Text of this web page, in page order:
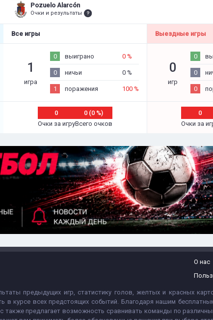
Pozuelo Alarcón
Очки и результаты
Все игры
1
игра
0 выиграно 0 %
0 ничьи 0 %
1 поражения 100 %
0
Очки за игру
0 (0 %)
Всего очков
Выездные игры
0
игр
0
0
0
0
Очки за
О нас
предыдущих игр, статистику голов, желтых и красных
в курсе всех предстоящих событий. Благодаря нашим
предлагает возможность сравнивать команды по